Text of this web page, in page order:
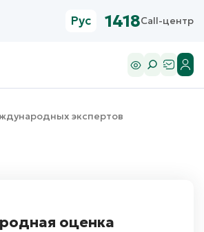
Рус 1418Call-центр
экспертов
оценка